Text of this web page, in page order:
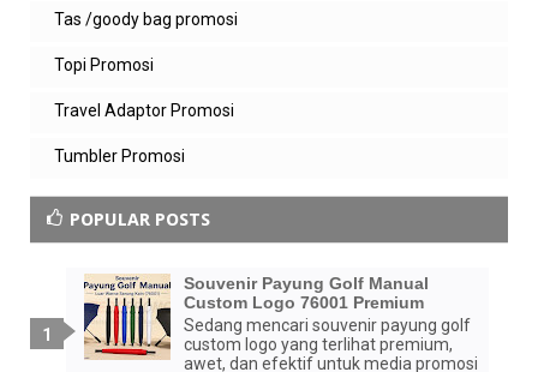
Tas /goody bag promosi
Topi Promosi
Travel Adaptor Promosi
Tumbler Promosi
POPULAR POSTS
Souvenir Payung Golf Manual
Custom Logo 76001 Premium
Sedang mencari souvenir payung golf
custom logo yang terlihat premium,
awet, dan efektif untuk media promosi